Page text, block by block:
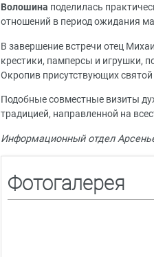
Волошина поделилась
отношений в период ожидания
В завершение встречи отец
крестики, памперсы и игрушки,
Окропив присутствующих
Подобные совместные визиты
традицией, направленной на
Информационный отдел
Фотогалерея